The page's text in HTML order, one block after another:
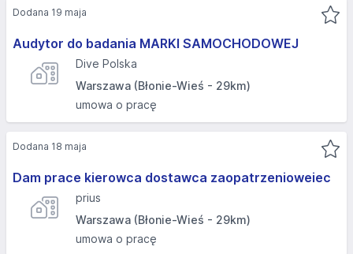
Audytor do badania MARKI SAMOCHODOWEJ
Dive Polska
Warszawa (Błonie-Wieś - 29km)
umowa o pracę
Dodana 19 maja
Dam prace kierowca dostawca zaopatrzenioweiec
prius
Warszawa (Błonie-Wieś - 29km)
umowa o pracę
Dodana 18 maja